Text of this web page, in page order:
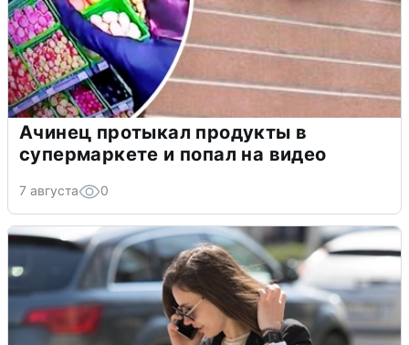
Ачинец протыкал продукты в
супермаркете и попал на видео
7 августа 0